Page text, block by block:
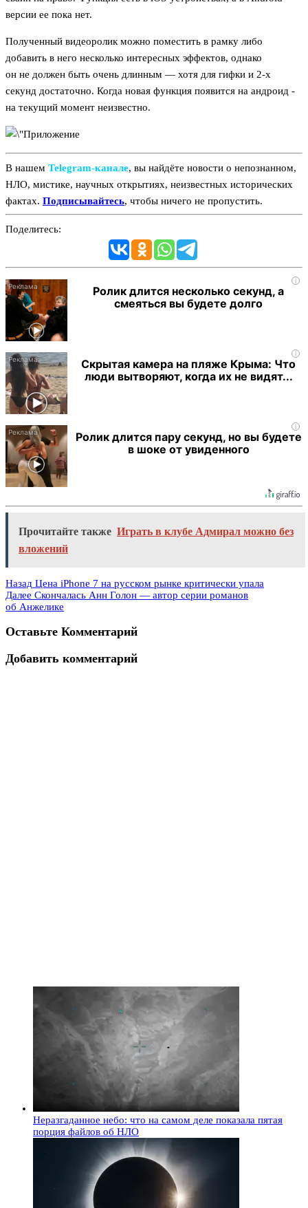
версии ее пока нет.
Полученный видеоролик можно поместить в рамку либо
добавить в него несколько интересных эффектов, однако
он не должен быть очень длинным — хотя для гифки и 2-х
секунд достаточно. Когда новая функция появится на андроид -
на текущий момент неизвестно.
В нашем Telegram‑канале, вы найдёте новости о непознанном,
НЛО, мистике, научных открытиях, неизвестных исторических
фактах. Подписывайтесь, чтобы ничего не пропустить.
Поделитесь:
i
Ролик длится несколько секунд, а
смеяться вы будете долго
i
Скрытая камера на пляже Крыма: Что
люди вытворяют, когда их не видят...
i
Ролик длится пару секунд, но вы будете
в шоке от увиденного
Прочитайте также Играть в клубе Адмирал можно без
вложений
Назад Цена iPhone 7 на русском рынке критически упала
Далее Скончалась Анн Голон — автор серии романов
об Анжелике
Оставьте Комментарий
Добавить комментарий
Неразгаданное небо: что на самом деле показала пятая
порция файлов об НЛО